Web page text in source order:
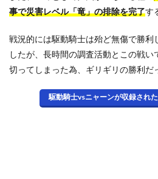
事で災害レベル「竜」の排除を完了す
戦況的には駆動騎士は殆ど無傷で勝利
したが、長時間の調査活動とこの戦
切ってしまった為、ギリギリの勝利だ
駆動騎士vsニャーンが収録され